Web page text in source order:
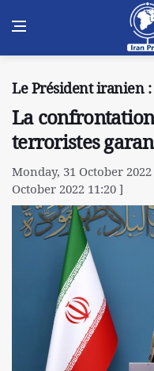
Le Président iranien :
La
terroristes
Monday, 31 October
October 2022 11:20 ]